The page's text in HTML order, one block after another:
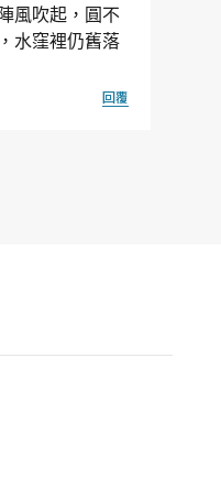
風吹起，圓不
水窪裡仍舊落
回覆